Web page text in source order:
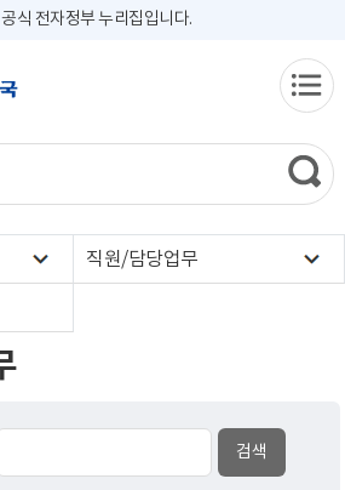
식 전자정부 누리집입니다.
직원/담당업무